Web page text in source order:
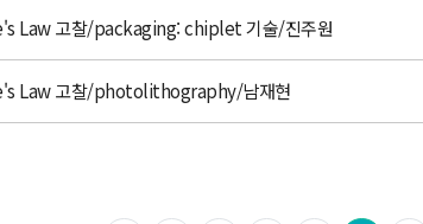
Law 고찰/packaging: chiplet 기술/진주원
Law 고찰/photolithography/남재현